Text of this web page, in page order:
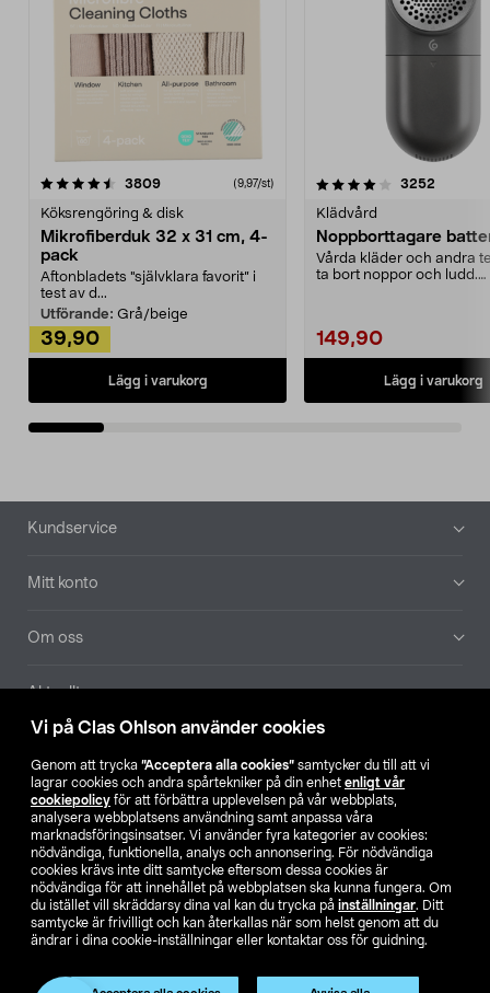
Vi på Clas Ohlson använder cookies
Genom att trycka ”Acceptera alla cookies” samtycker du till att vi
lagrar cookies och andra spårtekniker på din enhet enligt vår
cookiepolicy för att förbättra upplevelsen på vår webbplats,
analysera webbplatsens användning samt anpassa våra
marknadsföringsinsatser. Vi använder fyra kategorier av cookies:
nödvändiga, funktionella, analys och annonsering. För nödvändiga
cookies krävs inte ditt samtycke eftersom dessa cookies är
nödvändiga för att innehållet på webbplatsen ska kunna fungera. Om
du istället vill skräddarsy dina val kan du trycka på inställningar. Ditt
samtycke är frivilligt och kan återkallas när som helst genom att du
ändrar i dina cookie-inställningar eller kontaktar oss för guidning.
3809recensioner (9,97/st)
Köksrengöring & disk
Mikrofiberduk 32 x 31 cm, 4-
pack
Aftonbladets "självklara favorit” i
test av d...
Utförande: Grå/beige
39,90
Lägg i varukorg
4.0av 5 stjärnor 3252
Klädvård
Noppborttagare
Vårda kläder och andra
ta bort noppor och ludd.
149,90
Lägg i varukorg
4.5av 5 stjärnor
Sidfot
Kundservice
Mitt konto
Om oss
Aktuellt
Hitta butik
SE NO FI